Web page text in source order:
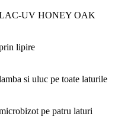
UV HONEY OAK
lipire
si uluc pe toate laturile
pe patru laturi